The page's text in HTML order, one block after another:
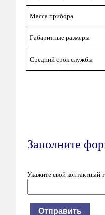
Масса прибора
Габаритные размеры
Средний срок службы
Заполните
Укажите свой контактный